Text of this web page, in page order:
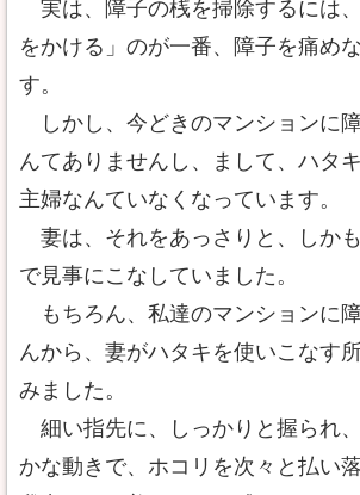
実は、障子の桟を掃除するには
をかける」のが一番、障子を痛め
す。
しかし、今どきのマンションに
んてありませんし、まして、ハタ
主婦なんていなくなっています。
妻は、それをあっさりと、しか
で見事にこなしていました。
もちろん、私達のマンションに
んから、妻がハタキを使いこなす
みました。
細い指先に、しっかりと握られ
かな動きで、ホコリを次々と払い